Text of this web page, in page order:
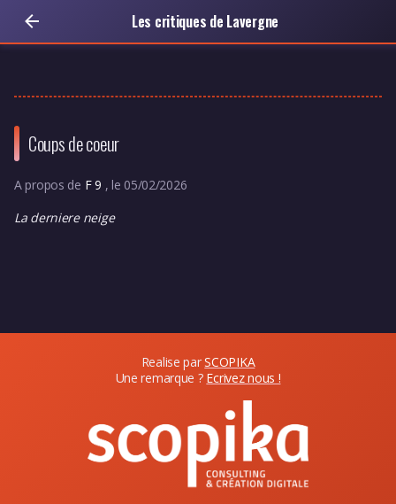
Les critiques de Lavergne
Coups de coeur
A propos de F 9 , le 05/02/2026
La derniere neige
Realise parSCOPIKA
Une remarque ? Ecrivez nous !